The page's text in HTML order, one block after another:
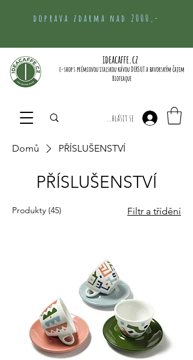
doprava zdarma nad 2000,-
e-shop s prémiovou italskou kávou DERSUT a bavorským čajem
Bioteaque
Přihlásit se
ideacaffe.cz
Domů PŘÍSLUŠENSTVÍ
PŘÍSLUŠENSTVÍ
Produkty (45) Filtr a třídění